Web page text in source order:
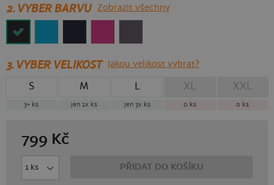
2. VYBER BARVU Zobrazit všechny
3.VYBER VELIKOST Jakou velikost vybrat?
S
3+ ks
M
jen 1x ks
L
jen 3x ks
XL
0 ks
XXL
0 ks
799 Kč
PŘIDAT DO KOŠÍKU